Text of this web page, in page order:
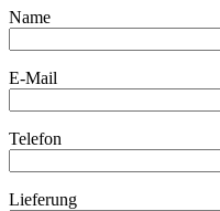
Name
E-Mail
Telefon
Lieferung